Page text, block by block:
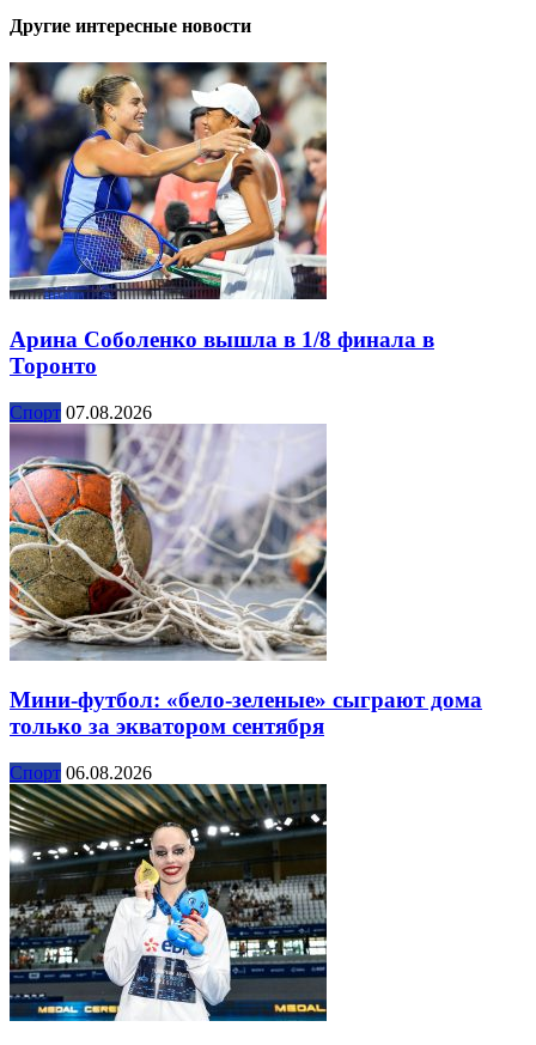
Другие интересные новости
Арина Соболенко вышла в 1/8 финала в
Торонто
Спорт 07.08.2026
Мини-футбол: «бело-зеленые» сыграют дома
только за экватором сентября
Спорт 06.08.2026